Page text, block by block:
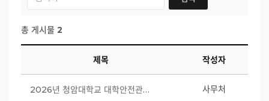
총 게시물 2
제목 작성자
2026년 청암대학교 대학안전관리계획 안내 사무처